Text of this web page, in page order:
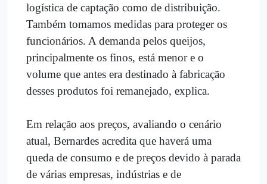
logística de captação como de distribuição.
Também tomamos medidas para proteger os
funcionários. A demanda pelos queijos,
principalmente os finos, está menor e o
volume que antes era destinado à fabricação
desses produtos foi remanejado, explica.
Em relação aos preços, avaliando o cenário
atual, Bernardes acredita que haverá uma
queda de consumo e de preços devido à parada
de várias empresas, indústrias e de